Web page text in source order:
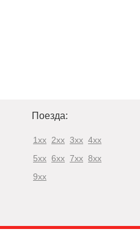
Поезда:
1xx 2xx 3xx 4xx
5xx 6xx 7xx 8xx
9xx